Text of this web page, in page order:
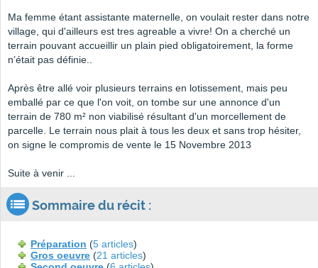
Ma femme étant assistante maternelle, on voulait rester dans notre
village, qui d'ailleurs est tres agreable a vivre! On a cherché un
terrain pouvant accueillir un plain pied obligatoirement, la forme
n’était pas définie..
Après être allé voir plusieurs terrains en lotissement, mais peu
emballé par ce que l'on voit, on tombe sur une annonce d'un
terrain de 780 m² non viabilisé résultant d'un morcellement de
parcelle. Le terrain nous plait à tous les deux et sans trop hésiter,
on signe le compromis de vente le 15 Novembre 2013
Suite à venir ...
Sommaire du récit :
Préparation (5 articles)
Gros oeuvre (21 articles)